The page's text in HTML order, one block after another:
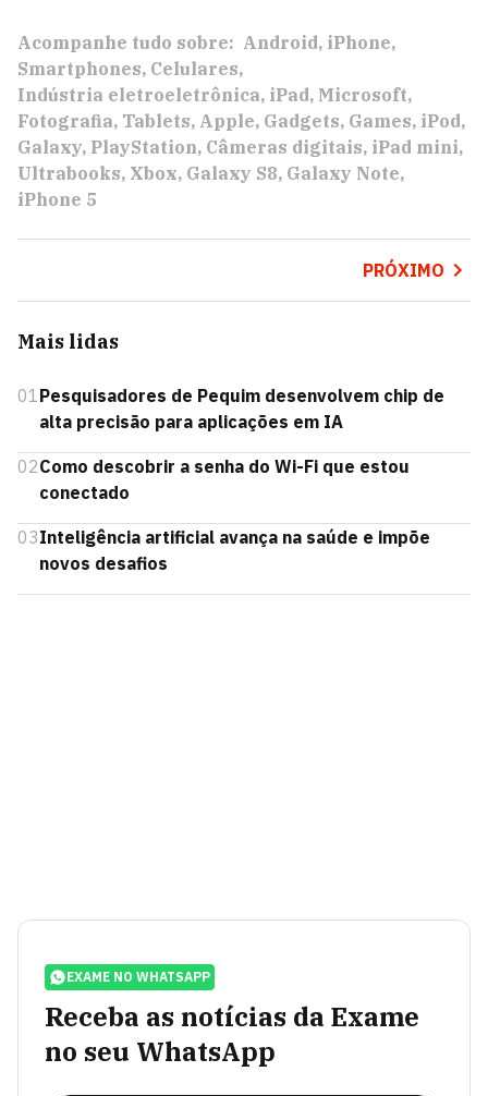
Acompanhe tudo sobre: Android iPhone
Smartphones Celulares
Indústria eletroeletrônica iPad Microsoft
Fotografia Tablets Apple Gadgets Games iPod
Galaxy PlayStation Câmeras digitais iPad mini
Ultrabooks Xbox Galaxy S8 Galaxy Note
iPhone 5
PRÓXIMO
Mais lidas
01Pesquisadores de Pequim desenvolvem chip de
alta precisão para aplicações em IA
02Como descobrir a senha do Wi-Fi que estou
conectado
03Inteligência artificial avança na saúde e impõe
novos desafios
EXAME NO WHATSAPP
Receba as notícias da Exame
no seu WhatsApp